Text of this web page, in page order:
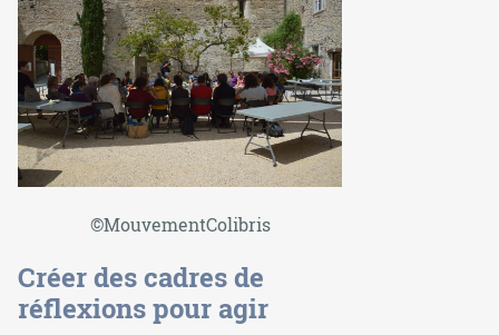
©MouvementColibris
Créer des cadres de
réflexions pour agir